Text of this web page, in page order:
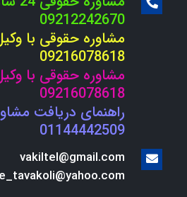
09212242670
مشاوره حقوقی با
09216078618
مشاوره حقوقی با
09216078618
راهنمای دریافت
01144442509
vakiltel@gmail.com